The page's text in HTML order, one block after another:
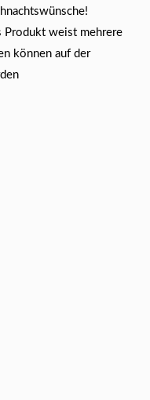
Produkt weist mehrere
können auf der